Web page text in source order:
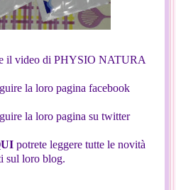
il video di PHYSIO NATURA
la loro pagina facebook
la loro pagina su twitter
potrete leggere tutte le novità
sul loro blog.